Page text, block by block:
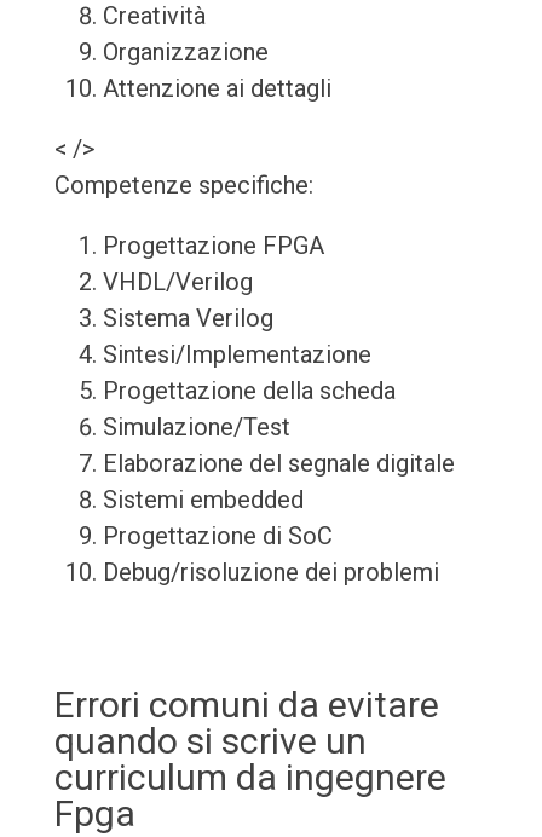
Creatività
Organizzazione
Attenzione ai dettagli
< />
Competenze specifiche:
Progettazione FPGA
VHDL/Verilog
Sistema Verilog
Sintesi/Implementazione
Progettazione della scheda
Simulazione/Test
Elaborazione del segnale digitale
Sistemi embedded
Progettazione di SoC
Debug/risoluzione dei problemi
Errori comuni da evitare
quando si scrive un
curriculum da ingegnere
Fpga